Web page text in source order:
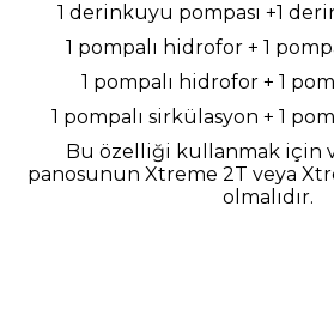
1 derinkuyu pompası +1
1 pompalı hidrofor + 1
1 pompalı hidrofor + 1
1 pompalı sirkülasyon + 1
Bu özelliği kullanmak için
panosunun Xtreme 2T veya
olmalıdır.